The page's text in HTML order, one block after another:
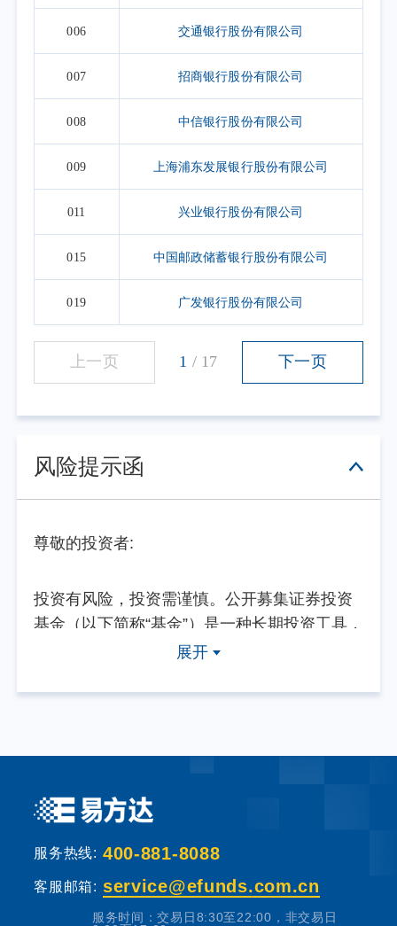
006 交通银行股份有限公司
007 招商银行股份有限公司
008 中信银行股份有限公司
009 上海浦东发展银行股份有限公司
011 兴业银行股份有限公司
015 中国邮政储蓄银行股份有限公司
019 广发银行股份有限公司
上一页 1 / 17 下一页
风险提示函
尊敬的投资者:
投资有风险，投资需谨慎。公开募集证券投资
基金（以下简称“基金”）是一种长期投资工具，
其主要功能是分散投资，降低投资单一证券所
提供固定收益预期的金融工具，当您购买基金
基金销售机构根据法规要求对投资者类别、风
险承受能力和基金的风险等级进行划分，并提
出适当性匹配意见。本基金法律文件中涉及基
金风险特征的表述与基金销售机构对基金的风
展开
服务热线: 400-881-8088
客服邮箱: service@efunds.com.cn
服务时间：交易日8:30至22:00，非交易日